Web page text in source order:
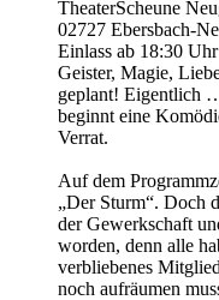
TheaterScheune
02727 Ebersbach-
Einlass ab 18:30 Uhr
Geister, Magie,
geplant! Eigentlich
beginnt eine
Verrat.
Auf dem
„Der Sturm“. Doch
der Gewerkschaft
worden, denn alle
verbliebenes
noch aufräumen